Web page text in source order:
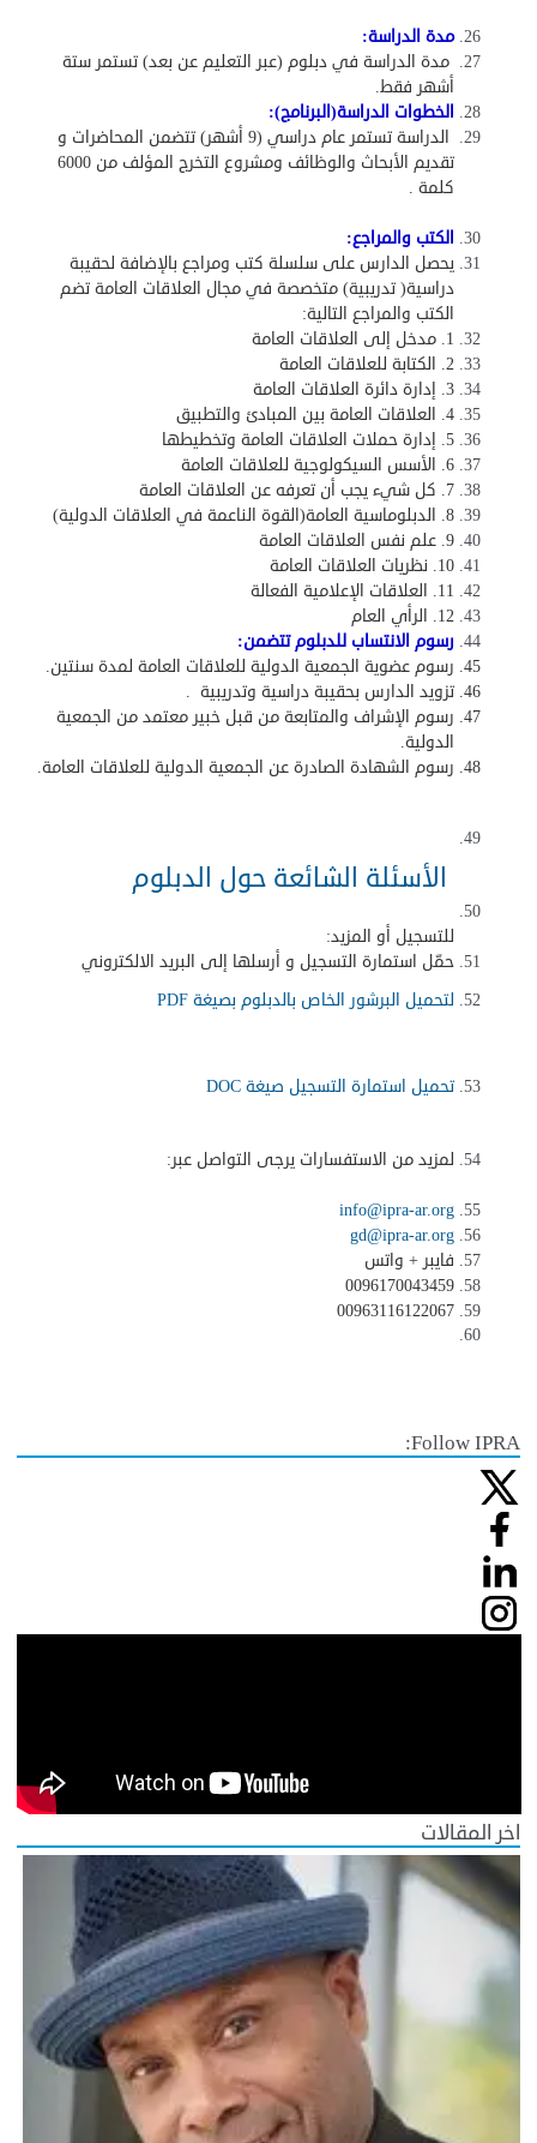
مدة الدراسة:
مدة الدراسة في دبلوم (عبر التعليم عن بعد) تستمر ستة
أشهر فقط.
الخطوات الدراسة(البرنامج):
الدراسة تستمر عام دراسي (9 أشهر) تتضمن المحاضرات و
تقديم الأبحاث والوظائف ومشروع التخرج المؤلف من 6000
كلمة.
الكتب والمراجع:
يحصل الدارس على سلسلة كتب ومراجع بالإضافة لحقيبة
دراسية( تدريبية) متخصصة في مجال العلاقات العامة تضم
الكتب والمراجع التالية:
1. مدخل إلى العلاقات العامة
2. الكتابة للعلاقات العامة
3. إدارة دائرة العلاقات العامة
4. العلاقات العامة بين المبادئ والتطبيق
5. إدارة حملات العلاقات العامة وتخطيطها
6. الأسس السيكولوجية للعلاقات العامة
7. كل شيء يجب أن تعرفه عن العلاقات العامة
8. الدبلوماسية العامة(القوة الناعمة في العلاقات الدولية)
9. علم نفس العلاقات العامة
10. نظريات العلاقات العامة
11. العلاقات الإعلامية الفعالة
12. الرأي العام
رسوم الانتساب للدبلوم تتضمن:
رسوم عضوية الجمعية الدولية للعلاقات العامة لمدة سنتين.
تزويد الدارس بحقيبة دراسية وتدريبية.
رسوم الإشراف والمتابعة من قبل خبير معتمد من الجمعية
الدولية.
رسوم الشهادة الصادرة عن الجمعية الدولية للعلاقات العامة.
الأسئلة الشائعة حول الدبلوم
للتسجيل أو المزيد:
حمّل استمارة التسجيل و أرسلها إلى البريد الالكتروني
لتحميل البرشور الخاص بالدبلوم بصيغةPDF
تحميل استمارة التسجيل صيغةDOC
لمزيد من الاستفسارات يرجى التواصل عبر:
info@ipra-ar.org
gd@ipra-ar.org
فايبر + واتس
0096170043459
00963116122067
Follow IPRA:
اخر المقالات